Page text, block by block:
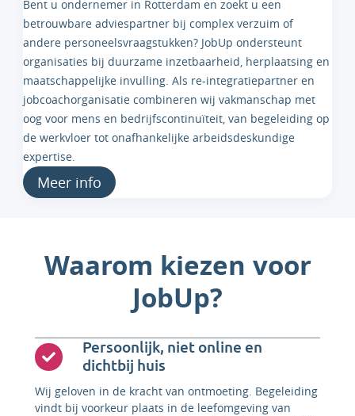
Bent u ondernemer in Rotterdam en zoekt u een
betrouwbare adviespartner bij complex verzuim of
andere personeelsvraagstukken? JobUp ondersteunt
organisaties bij duurzame inzetbaarheid, herplaatsing en
maatschappelijke invulling. Als re-integratiepartner en
jobcoachorganisatie combineren wij vakmanschap met
oog voor mens en bedrijfscontinuïteit, van begeleiding op
de werkvloer tot onafhankelijke arbeidsdeskundige
expertise.
Meer info
Waarom kiezen voor
JobUp?
Persoonlijk, niet online en
dichtbij huis
Wij geloven in de kracht van ontmoeting. Begeleiding
vindt bij voorkeur plaats in de leefomgeving van